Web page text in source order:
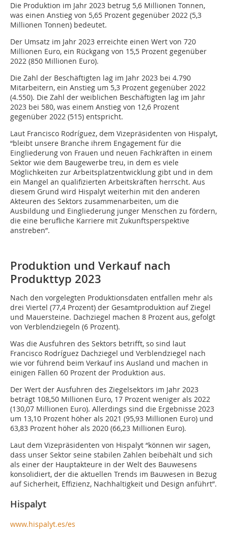
Die Produktion im Jahr 2023 betrug 5,6 Millionen Tonnen,
was einen Anstieg von 5,65 Prozent gegenüber 2022 (5,3
Millionen Tonnen) bedeutet.
Der Umsatz im Jahr 2023 erreichte einen Wert von 720
Millionen Euro, ein Rückgang von 15,5 Prozent gegenüber
2022 (850 Millionen Euro).
Die Zahl der Beschäftigten lag im Jahr 2023 bei 4.790
Mitarbeitern, ein Anstieg um 5,3 Prozent gegenüber 2022
(4.550). Die Zahl der weiblichen Beschäftigten lag im Jahr
2023 bei 580, was einem Anstieg von 12,6 Prozent
gegenüber 2022 (515) entspricht.
Laut Francisco Rodríguez, dem Vizepräsidenten von Hispalyt,
“bleibt unsere Branche ihrem Engagement für die
Eingliederung von Frauen und neuen Fachkräften in einem
Sektor wie dem Baugewerbe treu, in dem es viele
Möglichkeiten zur Arbeitsplatzentwicklung gibt und in dem
ein Mangel an qualifizierten Arbeitskräften herrscht. Aus
diesem Grund wird Hispalyt weiterhin mit den anderen
Akteuren des Sektors zusammenarbeiten, um die
Ausbildung und Eingliederung junger Menschen zu fördern,
die eine berufliche Karriere mit Zukunftsperspektive
anstreben”.
Produktion und Verkauf nach
Produkttyp 2023
Nach den vorgelegten Produktionsdaten entfallen mehr als
drei Viertel (77,4 Prozent) der Gesamtproduktion auf Ziegel
und Mauersteine. Dachziegel machen 8 Prozent aus, gefolgt
von Verblendziegeln (6 Prozent).
Was die Ausfuhren des Sektors betrifft, so sind laut
Francisco Rodríguez Dachziegel und Verblendziegel nach
wie vor führend beim Verkauf ins Ausland und machen in
einigen Fällen 60 Prozent der Produktion aus.
Der Wert der Ausfuhren des Ziegelsektors im Jahr 2023
beträgt 108,50 Millionen Euro, 17 Prozent weniger als 2022
(130,07 Millionen Euro). Allerdings sind die Ergebnisse 2023
um 13,10 Prozent höher als 2021 (95,93 Millionen Euro) und
63,83 Prozent höher als 2020 (66,23 Millionen Euro).
Laut dem Vizepräsidenten von Hispalyt “können wir sagen,
dass unser Sektor seine stabilen Zahlen beibehält und sich
als einer der Hauptakteure in der Welt des Bauwesens
konsolidiert, der die aktuellen Trends im Bauwesen in Bezug
auf Sicherheit, Effizienz, Nachhaltigkeit und Design anführt”.
Hispalyt
www.hispalyt.es/es